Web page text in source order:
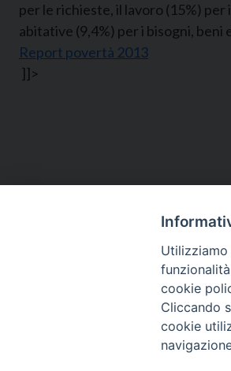
per le richieste, il lavoro (15%)
abitative (9,4%) per i bisogni,
Report povertà 2013
]]>
Via Emilia, 19
98124 - Messina
cookie
Cliccando
cookie